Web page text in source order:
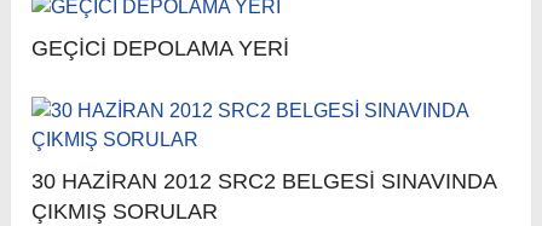
GEÇİCİ DEPOLAMA YERİ
30 HAZİRAN 2012 SRC2 BELGESİ SINAVINDA
ÇIKMIŞ SORULAR